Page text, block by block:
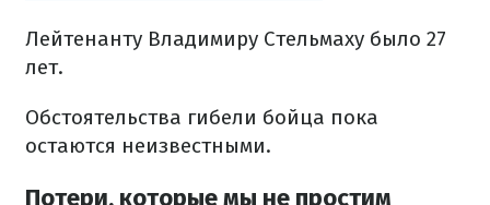
Лейтенанту Владимиру Стельмаху было 27
лет.
Обстоятельства гибели бойца пока
остаются неизвестными.
Потери, которые мы не простим